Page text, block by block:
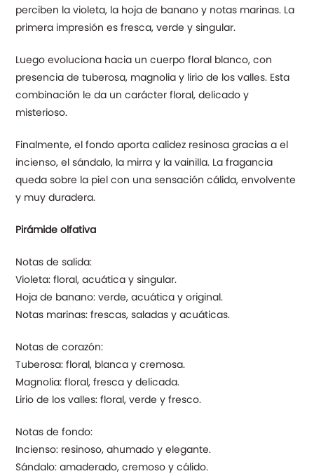
perciben la violeta, la hoja de banano y notas marinas. La
primera impresión es fresca, verde y singular.
Luego evoluciona hacia un cuerpo floral blanco, con
presencia de tuberosa, magnolia y lirio de los valles. Esta
combinación le da un carácter floral, delicado y
misterioso.
Finalmente, el fondo aporta calidez resinosa gracias a el
incienso, el sándalo, la mirra y la vainilla. La fragancia
queda sobre la piel con una sensación cálida, envolvente
y muy duradera.
Pirámide olfativa
Notas de salida:
Violeta: floral, acuática y singular.
Hoja de banano: verde, acuática y original.
Notas marinas: frescas, saladas y acuáticas.
Notas de corazón:
Tuberosa: floral, blanca y cremosa.
Magnolia: floral, fresca y delicada.
Lirio de los valles: floral, verde y fresco.
Notas de fondo:
Incienso: resinoso, ahumado y elegante.
Sándalo: amaderado, cremoso y cálido.